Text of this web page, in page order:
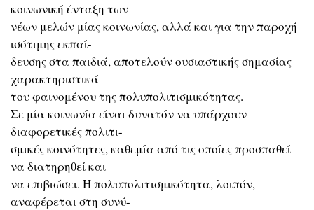
κοινωνική ένταξη των
νέων μελών μίας κοινωνίας, αλλά και για την παροχή
ισότιμης εκπαί-
δευσης στα παιδιά, αποτελούν ουσιαστικής σημασίας
χαρακτηριστικά
του φαινομένου της πολυπολιτισμικότητας.
Σε μία κοινωνία είναι δυνατόν να υπάρχουν
διαφορετικές πολιτι-
σμικές κοινότητες, καθεμία από τις οποίες προσπαθεί
να διατηρηθεί και
να επιβιώσει. Η πολυπολιτισμικότητα, λοιπόν,
αναφέρεται στη συνύ-